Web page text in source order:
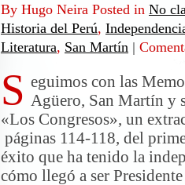
By Hugo Neira Posted in No
Historia del Perú,
Literatura, San Martín |
S eguimos con las
Agüero, San Martín y
«Los Congresos», un
páginas 114-118, del
éxito que ha tenido la
cómo llegó a ser